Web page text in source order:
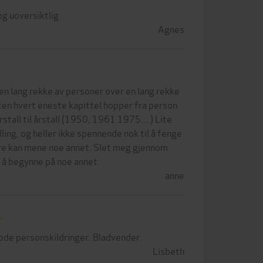
uoversiktlig
Agnes
lang rekke av personer over en lang rekke
hvert eneste kapittel hopper fra person
til årstall (1950, 1961 1975....) Lite
og heller ikke spennende nok til å fenge
kan mene noe annet. Slet meg gjennom
begynne på noe annet.
anne
personskildringer. Bladvender.
Lisbeth